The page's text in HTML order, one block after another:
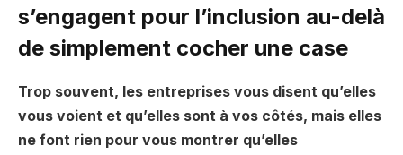
s’engagent pour l’inclusion au-delà
de simplement cocher une case
Trop souvent, les entreprises vous disent qu’elles
vous voient et qu’elles sont à vos côtés, mais elles
ne font rien pour vous montrer qu’elles